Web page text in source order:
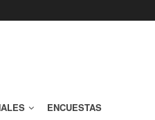
ENCUESTAS